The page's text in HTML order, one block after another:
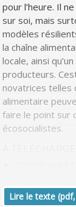
pour l’heure. Il
sur soi, mais
modèles
la chaîne
locale, ainsi
producteurs.
novatrices telles
alimentaire
faire le point sur
écosocialistes.
Lire le texte